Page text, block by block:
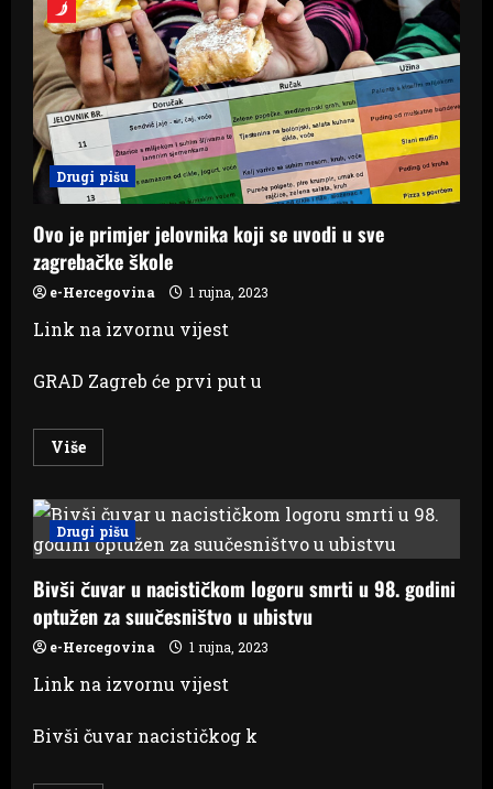
utorak
Drugi pišu
Ovo je primjer jelovnika koji se uvodi u sve
zagrebačke škole
e-Hercegovina 1 rujna, 2023
Link na izvornu vijest
GRAD Zagreb će prvi put u
VišeRead
more
je
primjer
jelovnika
koji
uvodi
u
sve
zagrebačke
škole
Drugi pišu
Bivši čuvar u nacističkom logoru smrti u 98. godini
optužen za suučesništvo u ubistvu
e-Hercegovina 1 rujna, 2023
Link na izvornu vijest
Bivši čuvar nacističkog k